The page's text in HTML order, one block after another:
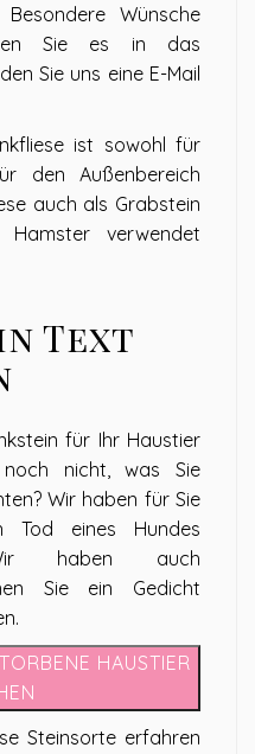
Wünsche
Sie es in das
Sie uns eine E-Mail
ist sowohl für
den Außenbereich
auch als Grabstein
verwendet
Text
für Ihr Haustier
nicht, was Sie
Wir haben für Sie
Tod eines Hundes
Wir haben auch
Sie ein Gedicht
HAUSTIER
Steinsorte erfahren